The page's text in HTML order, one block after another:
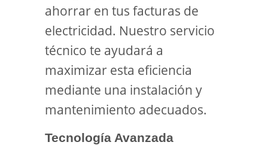
ahorrar en tus facturas de
electricidad. Nuestro servicio
técnico te ayudará a
maximizar esta eficiencia
mediante una instalación y
mantenimiento adecuados.
Tecnología Avanzada